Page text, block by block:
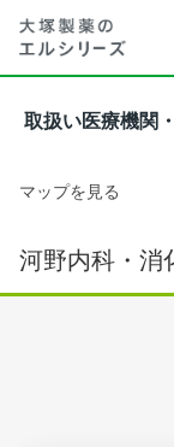
取扱い医療機関
マップを見る
河野内科・消